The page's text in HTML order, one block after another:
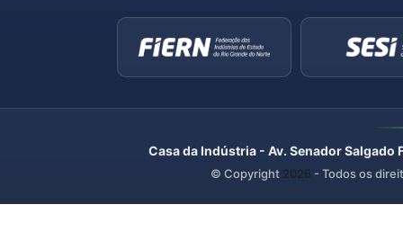
Casa da Indústria - Av. Senador
© Copyright 2026 - Todos os